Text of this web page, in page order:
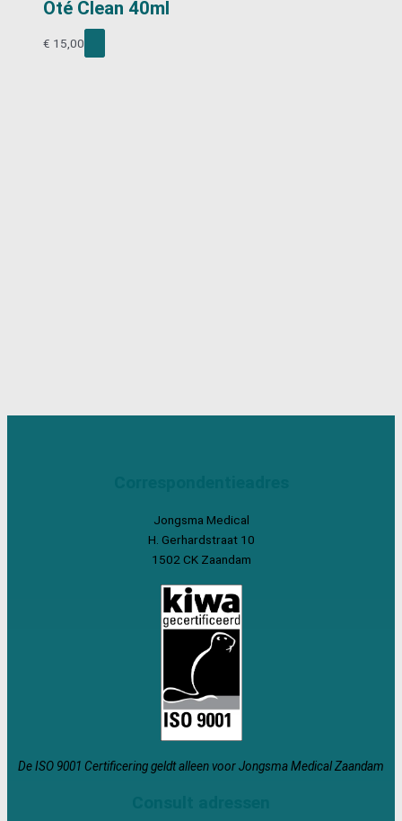
Oté Clean 40ml
€ 15,00
Jongsma Medical
H. Gerhardstraat 10
1502 CK Zaandam
De ISO 9001 Certificering geldt alleen voor Jongsma Medical Zaandam